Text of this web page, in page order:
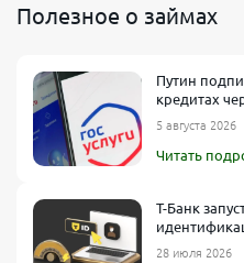
Полезное о займах
Путин
кредитах
5 августа 2026
Читать
Т-Банк
28 июля 2026